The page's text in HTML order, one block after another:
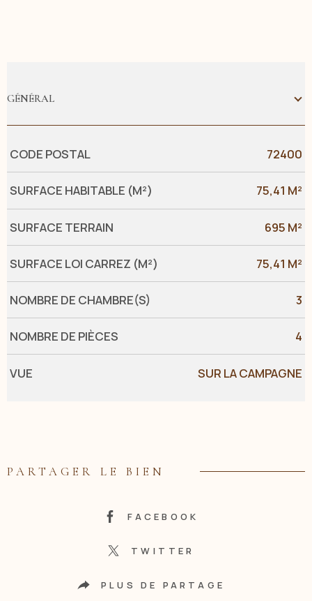
GÉNÉRAL
Caractérisque Valeurs
CODE POSTAL 72400
SURFACE HABITABLE (M²) 75,41 M²
SURFACE TERRAIN 695 M²
SURFACE LOI CARREZ (M²) 75,41 M²
NOMBRE DE CHAMBRE(S) 3
NOMBRE DE PIÈCES 4
VUE SUR LA CAMPAGNE
PARTAGER LE BIEN
FACEBOOK
TWITTER
PLUS DE PARTAGE